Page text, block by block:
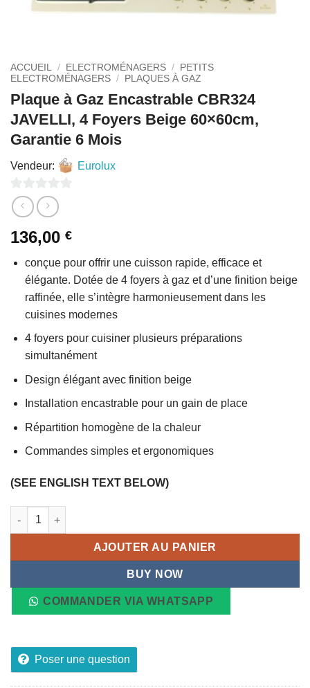
ACCUEIL / ELECTROMÉNAGERS /
PETITS
ELECTROMÉNAGERS / PLAQUES À GAZ
Plaque à Gaz Encastrable CBR324
JAVELLI, 4 Foyers Beige 60×60cm,
Garantie 6 Mois
Vendeur: Eurolux
0
sur
5
136,00 €
conçue pour offrir une cuisson rapide, efficace et
élégante. Dotée de 4 foyers à gaz et d’une finition beige
raffinée, elle s’intègre harmonieusement dans les
cuisines modernes
4 foyers pour cuisiner plusieurs préparations
simultanément
Design élégant avec finition beige
Installation encastrable pour un gain de place
Répartition homogène de la chaleur
Commandes simples et ergonomiques
(SEE ENGLISH TEXT BELOW)
quantité de Plaque à Gaz Encastrable CBR324 JAVELLI, 4
AJOUTER AU PANIER
BUY NOW
COMMANDER VIA WHATSAPP
Poser une question